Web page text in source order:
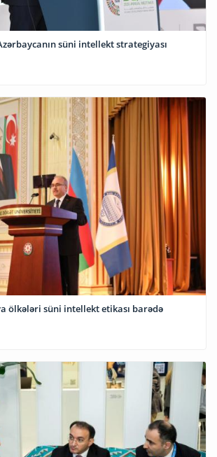
süni intellekt strategiyası
ölkələri süni intellekt etikası barədə